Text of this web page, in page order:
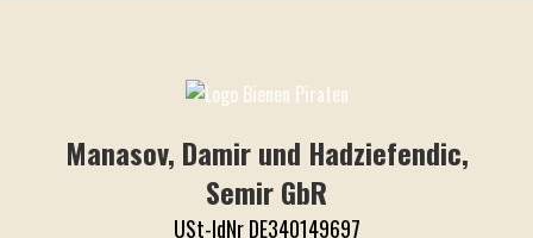
Manasov, Damir und Hadziefendic,
Semir GbR
USt-IdNr DE340149697